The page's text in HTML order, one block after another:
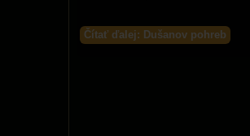
Čítať ďalej: Dušanov pohreb